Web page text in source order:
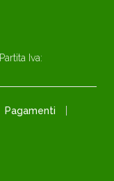
Iva:
Pagamenti